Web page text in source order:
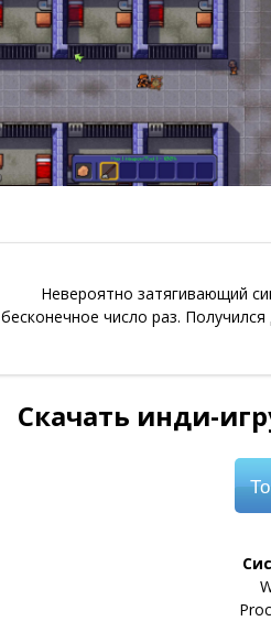
Невероятно затягивающий
бесконечное число раз.
Скачать инди-